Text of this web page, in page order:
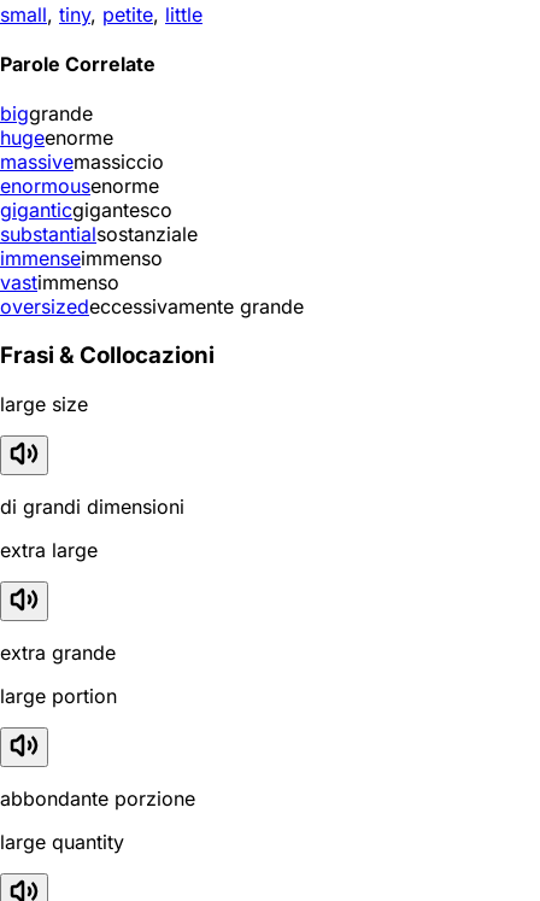
small, tiny, petite, little
Parole Correlate
biggrande
hugeenorme
massivemassiccio
enormousenorme
giganticgigantesco
substantialsostanziale
immenseimmenso
vastimmenso
oversizedeccessivamente grande
Frasi & Collocazioni
large size
di grandi dimensioni
extra large
extra grande
large portion
abbondante porzione
large quantity